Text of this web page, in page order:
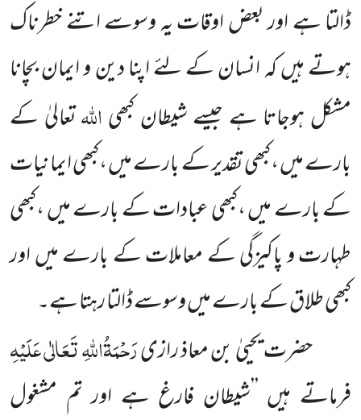
ڈالتا ہے اور بعض اوقات یہ وسوسے اتنے خطرناک
ہوتے ہیں کہ انسان کے لئے اپنا دین و ایمان بچانا
مشکل ہوجاتا ہے جیسے شیطان کبھیاللہتعالیٰ کے
بارے میں ،کبھی تقدیر کے بارے میں ،کبھی ایمانیات
کے بارے میں ،کبھی عبادات کے بارے میں ،کبھی
طہارت و پاکیزگی کے معاملات کے بارے میں اور
کبھی طلاق کے بارے میں وسوسے ڈالتا رہتا ہے۔
حضرت یحییٰ بن معاذ رازیرَحْمَۃُاللہِ تَعَالٰی عَلَیْہِ
فرماتے ہیں ’’شیطان فارغ ہے اور تم مشغول